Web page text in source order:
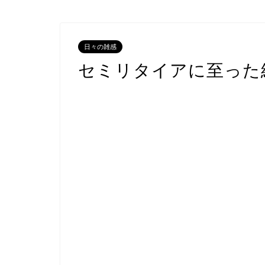
日々の雑感
セミリタイアに至った